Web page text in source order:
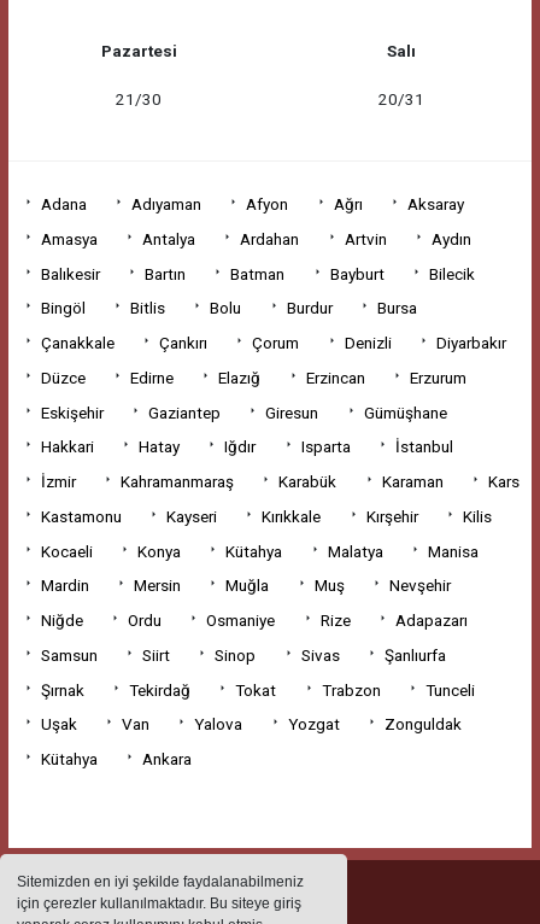
Sitemizden en iyi şekilde faydalanabilmeniz
için çerezler kullanılmaktadır. Bu siteye giriş
Pazartesi
21/30
Salı
20/31
Adana Adıyaman Afyon Ağrı
Aksaray
Amasya
Antalya Ardahan Artvin
Aydın
Balıkesir
Bartın Batman Bayburt
Bilecik
Bingöl
Bitlis Bolu Burdur
Bursa
Çanakkale
Çankırı Çorum Denizli
Diyarbakır
Düzce
Edirne Elazığ Erzincan
Erzurum
Eskişehir
Gaziantep Giresun
Gümüşhane
Hakkari
Hatay Iğdır Isparta
İstanbul
İzmir
Kahramanmaraş Karabük Karaman
Kars
Kastamonu
Kayseri Kırıkkale Kırşehir
Kilis
Kocaeli
Konya Kütahya Malatya
Manisa
Mardin
Mersin Muğla Muş
Nevşehir
Niğde
Ordu Osmaniye Rize
Adapazarı
Samsun
Siirt Sinop Sivas
Şanlıurfa
Şırnak
Tekirdağ Tokat Trabzon
Tunceli
Uşak
Van Yalova Yozgat
Zonguldak
Kütahya
Ankara